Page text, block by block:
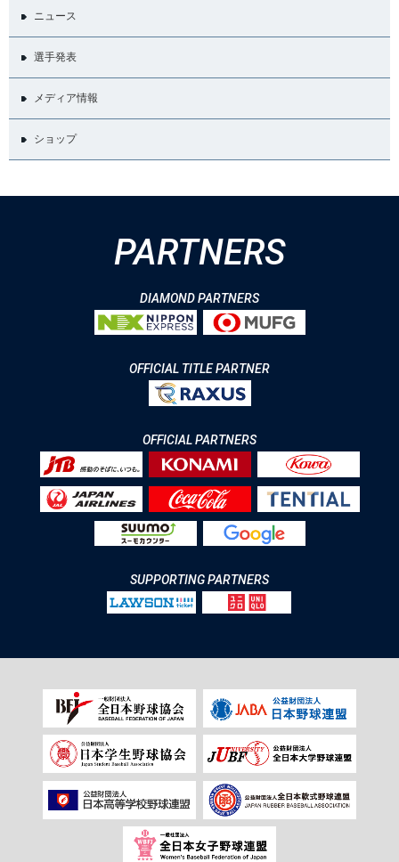
ニュース
選手発表
メディア情報
ショップ
PARTNERS
DIAMOND PARTNERS
OFFICIAL TITLE PARTNER
OFFICIAL PARTNERS
SUPPORTING PARTNERS